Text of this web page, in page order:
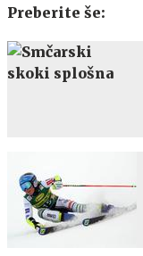
Preberite še: